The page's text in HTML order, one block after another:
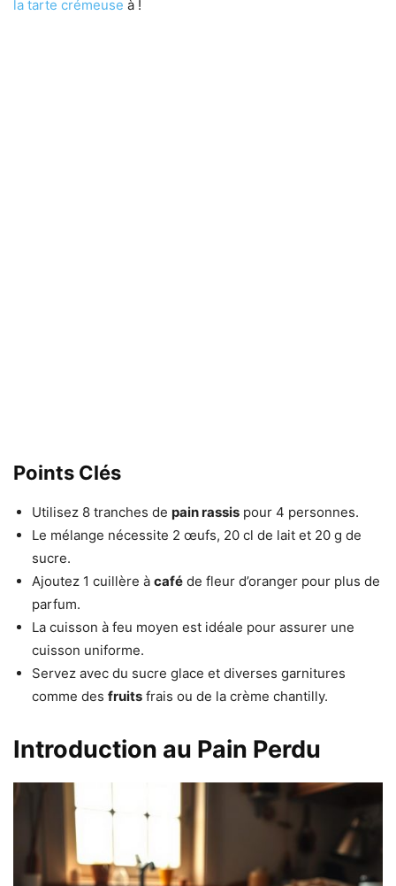
la tarte crémeuse à !
Points Clés
Utilisez 8 tranches de pain rassis pour 4 personnes.
Le mélange nécessite 2 œufs, 20 cl de lait et 20 g de
sucre.
Ajoutez 1 cuillère à café de fleur d’oranger pour plus de
parfum.
La cuisson à feu moyen est idéale pour assurer une
cuisson uniforme.
Servez avec du sucre glace et diverses garnitures
comme des fruits frais ou de la crème chantilly.
Introduction au Pain Perdu